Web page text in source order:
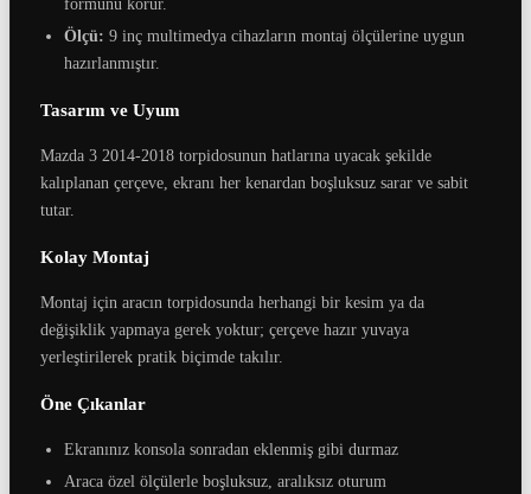
formunu korur.
Ölçü: 9 inç multimedya cihazların montaj ölçülerine uygun
hazırlanmıştır.
Tasarım ve Uyum
Mazda 3 2014-2018 torpidosunun hatlarına uyacak şekilde
kalıplanan çerçeve, ekranı her kenardan boşluksuz sarar ve sabit
tutar.
Kolay Montaj
Montaj için aracın torpidosunda herhangi bir kesim ya da
değişiklik yapmaya gerek yoktur; çerçeve hazır yuvaya
yerleştirilerek pratik biçimde takılır.
Öne Çıkanlar
Ekranınız konsola sonradan eklenmiş gibi durmaz
Araca özel ölçülerle boşluksuz, aralıksız oturum